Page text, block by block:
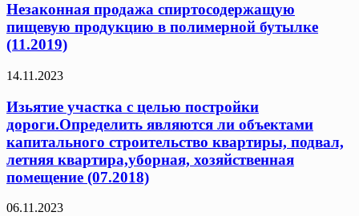
Незаконная продажа спиртосодержащую
пищевую продукцию в полимерной бутылке
(11.2019)
14.11.2023
Изьятие участка с целью постройки
дороги.Определить являются ли объектами
капитального строительство квартиры, подвал,
летняя квартира,уборная, хозяйственная
помещение (07.2018)
06.11.2023